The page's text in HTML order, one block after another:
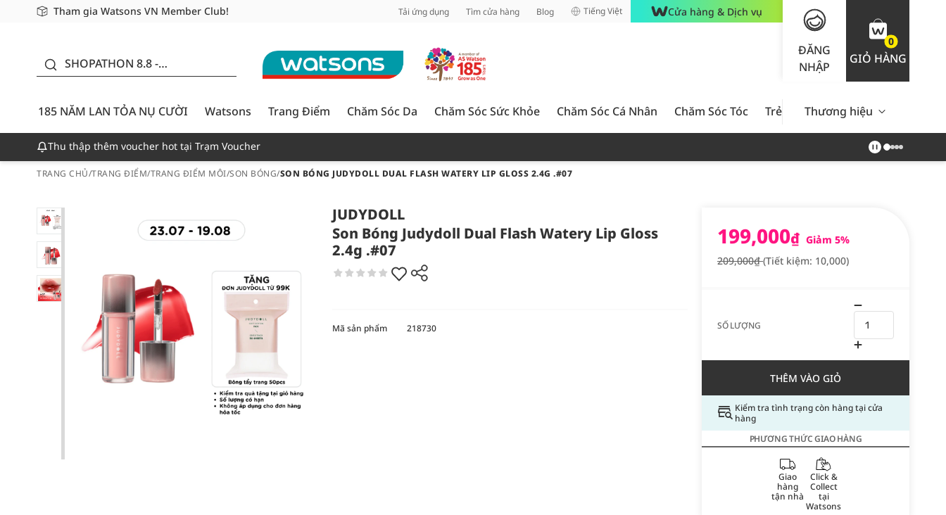
Tham gia Watsons VN Member Club!
Miễn phí giao hàng cho đơn hàng từ 249,000Đ
Giao hàng nhanh 24h - Áp dụng khu vực TP. Hồ Chí Minh Tải ứng dụng Tìm cửa hàng Blog Tiếng Việt Cửa hàng & Dịch vụ
ĐĂNG
NHẬP
0
GIỎ HÀNG
SHOPATHON 8.8 -
CƯỜI - GIẢM ĐẾN
50%
185 NĂM LAN TỎA NỤ CƯỜI
Watsons Trang Điểm Chăm Sóc Da Chăm Sóc Sức Khỏe Chăm Sóc Cá Nhân Chăm Sóc Tóc Trẻ Em Nam Giới Chăm Sóc
Thương hiệu
Thu thập thêm voucher hot tại Trạm Voucher
TRANG CHỦ/TRANG ĐIỂM/TRANG ĐIỂM MÔI/SON BÓNG/SON BÓNG JUDYDOLL DUAL FLASH WATERY LIP GLOSS 2.4G .#07
JUDYDOLL
Son Bóng Judydoll Dual Flash Watery Lip Gloss
2.4g .#07
199,000₫ Giảm 5%
209,000₫(Tiết kiệm: 10,000)
SỐ LƯỢNG
THÊM VÀO GIỎ
Kiểm tra tình trạng còn hàng tại cửa
hàng
PHƯƠNG THỨC GIAO HÀNG
Giao
hàng
tận nhà
Click &
Collect
tại
Watsons
Mã sản phẩm 218730